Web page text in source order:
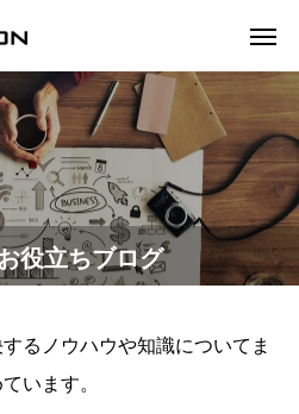
役立ちブログ
るノウハウや知識についてま
います。